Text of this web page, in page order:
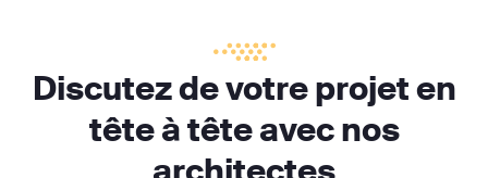
Discutez de votre projet en
tête à tête avec nos